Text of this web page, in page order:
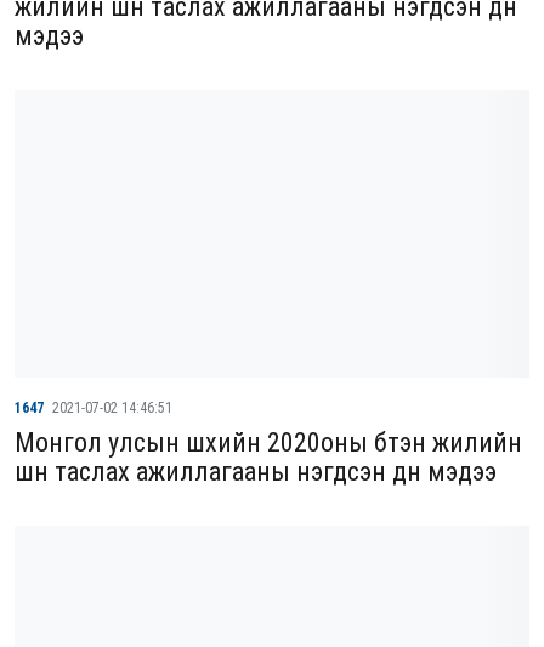
жилийн шүүн таслах ажиллагааны нэгдсэн дүн
мэдээ
1647 2021-07-02 14:46:51
Монгол улсын шүүхийн 2020оны бүтэн жилийн
шүүн таслах ажиллагааны нэгдсэн дүн мэдээ